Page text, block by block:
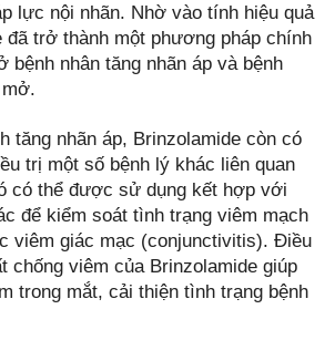
lực nội nhãn. Nhờ vào tính hiệu quả
đã trở thành một phương pháp chính
bệnh nhân tăng nhãn áp và bệnh
tăng nhãn áp, Brinzolamide còn có
trị một số bệnh lý khác liên quan
có thể được sử dụng kết hợp với
để kiểm soát tình trạng viêm mạch
viêm giác mạc (conjunctivitis). Điều
chống viêm của Brinzolamide giúp
trong mắt, cải thiện tình trạng bệnh